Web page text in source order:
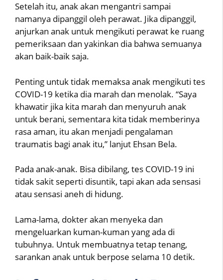
Setelah itu, anak akan mengantri sampai
namanya dipanggil oleh perawat. Jika dipanggil,
anjurkan anak untuk mengikuti perawat ke ruang
pemeriksaan dan yakinkan dia bahwa semuanya
akan baik-baik saja.
Penting untuk tidak memaksa anak mengikuti tes
COVID-19 ketika dia marah dan menolak. “Saya
khawatir jika kita marah dan menyuruh anak
untuk berani, sementara kita tidak memberinya
rasa aman, itu akan menjadi pengalaman
traumatis bagi anak itu,” lanjut Ehsan Bela.
Pada anak-anak. Bisa dibilang, tes COVID-19 ini
tidak sakit seperti disuntik, tapi akan ada sensasi
atau sensasi aneh di hidung.
Lama-lama, dokter akan menyeka dan
mengeluarkan kuman-kuman yang ada di
tubuhnya. Untuk membuatnya tetap tenang,
sarankan anak untuk berpose selama 10 detik.